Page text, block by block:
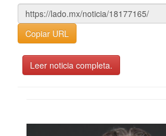
Copiar URL
Leer noticia completa.